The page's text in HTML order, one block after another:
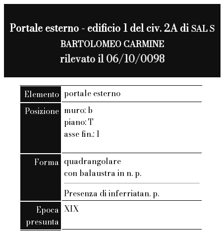
Portale esterno - edificio 1 del civ. 2A diSAL S
BARTOLOMEO CARMINE
rilevato il 06/10/0098
Elemento portale esterno
Posizione muro: b
piano: T
asse fin.: 1
Forma quadrangolare
con balaustra in n. p.
Presenza di inferriatan. p.
Epoca
presunta
XIX